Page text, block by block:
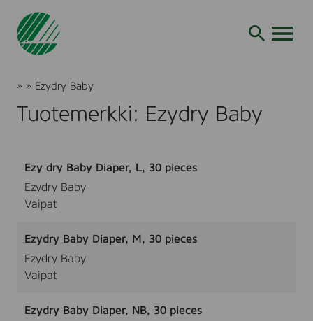
Siirry
Joutsenmerkki
» » Ezydry Baby
Tuotemerkki: Ezydry Baby
Ezy dry Baby Diaper, L, 30 pieces
Ezydry Baby
Vaipat
Ezydry Baby Diaper, M, 30 pieces
Ezydry Baby
Vaipat
Ezydry Baby Diaper, NB, 30 pieces